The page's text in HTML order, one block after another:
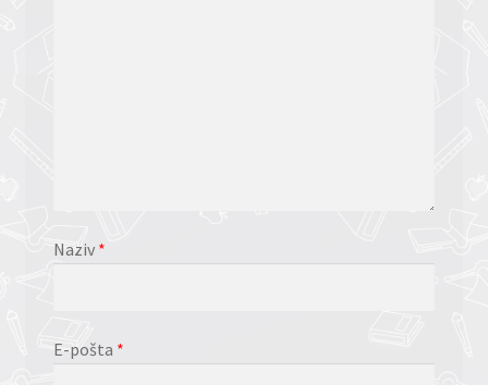
Naziv *
E-pošta *